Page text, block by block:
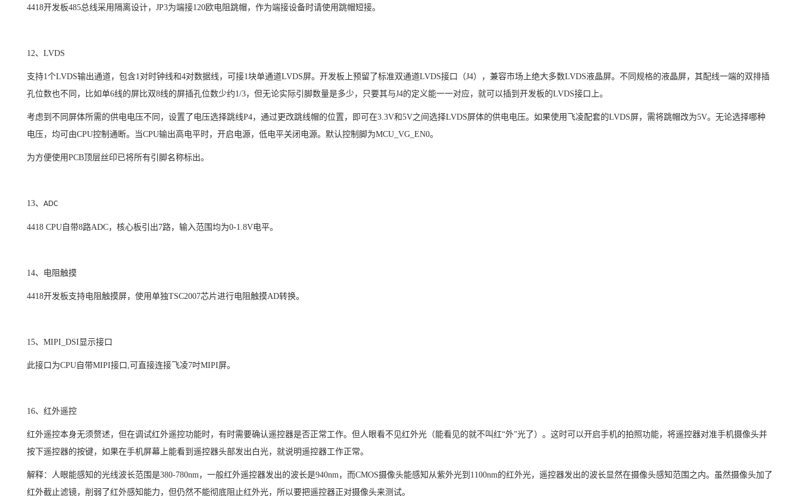
4418开发板485总线采用隔离设计，JP3为端接120欧电阻跳帽，作为端接设备时请使用跳帽短接。
12、LVDS
支持1个LVDS输出通道，包含1对时钟线和4对数据线，可接1块单通道LVDS屏。开发板上预留了标准双通道LVDS接口（J4），兼容市场上绝大多数LVDS液晶屏。不同规格的液晶屏，其配线一端的双排插
孔位数也不同，比如单6线的屏比双8线的屏插孔位数少约1/3，但无论实际引脚数量是多少，只要其与J4的定义能一一对应，就可以插到开发板的LVDS接口上。
考虑到不同屏体所需的供电电压不同，设置了电压选择跳线P4，通过更改跳线帽的位置，即可在3.3V和5V之间选择LVDS屏体的供电电压。如果使用飞凌配套的LVDS屏，需将跳帽改为5V。无论选择哪种
电压，均可由CPU控制通断。当CPU输出高电平时，开启电源，低电平关闭电源。默认控制脚为MCU_VG_EN0。
为方便使用PCB 顶层丝印已将所有引脚名称标出。
13、ADC
4418 CPU 自带8路ADC，核心板引出7路，输入范围均为0-1.8V电平。
14、电阻触摸
4418开发板支持电阻触摸屏，使用单独TSC2007芯片进行电阻触摸AD转换。
15、MIPI_DSI 显示接口
此接口为CPU 自带MIPI接口 , 可直接连接飞凌7吋MIPI屏。
16、红外遥控
红外遥控本身无须赘述，但在调试红外遥控功能时，有时需要确认遥控器是否正常工作。但人眼看不见红外光（能看见的就不叫红“外”光了）。这时可以开启手机的拍照功能，将遥控器对准手机摄像头并
按下遥控器的按键，如果在手机屏幕上能看到遥控器头部发出白光，就说明遥控器工作正常。
解释：人眼能感知的光线波长范围是380-780nm，一般红外遥控器发出的波长是940nm，而CMOS摄像头能感知从紫外光到 1100nm的红外光，遥控器发出的波长显然在摄像头感知范围之内。虽然摄像头加了
红外截止滤镜，削弱了红外感知能力，但仍然不能彻底阻止红外光，所以要把遥控器正对摄像头来测试。